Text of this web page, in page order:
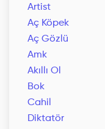
Artist
Aç Köpek
Aç Gözlü
Amk
Akıllı Ol
Bok
Cahil
Diktatör